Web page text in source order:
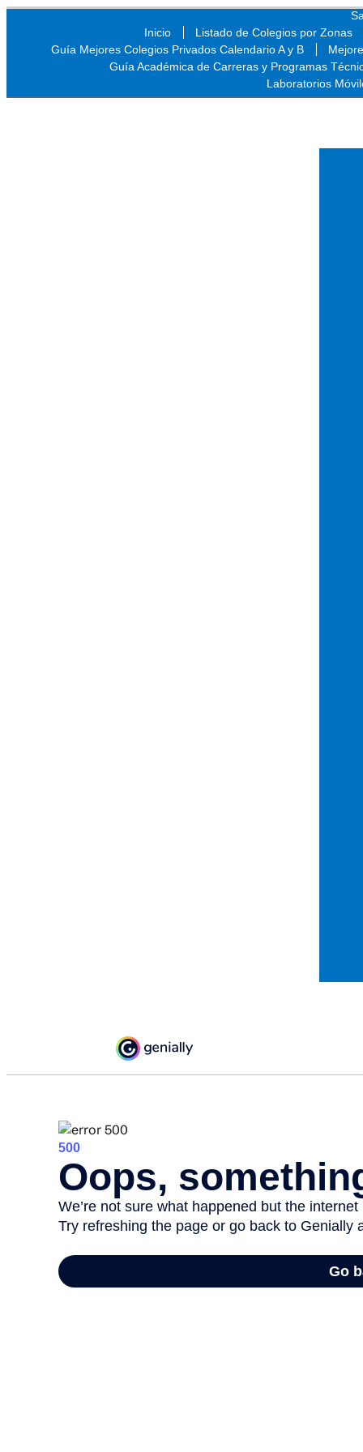
Inicio
Listado de Colegios por Zonas
Guía Mejores Colegios Privados Calendario A y B
Guía Académica de Carreras y Programas
Laboratorios